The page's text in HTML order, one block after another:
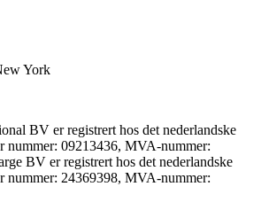
York
BV er registrert hos det nederlandske
nummer: 09213436, MVA-nummer:
BV er registrert hos det nederlandske
nummer: 24369398, MVA-nummer: